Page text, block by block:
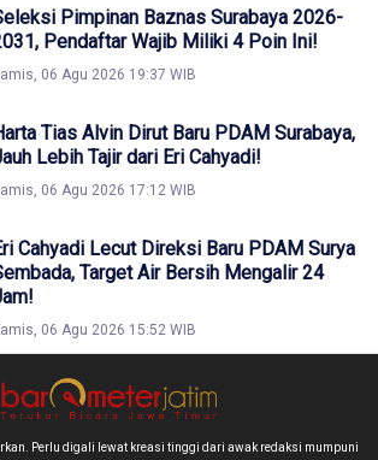
Pimpinan Baznas Surabaya 2026-
Pendaftar Wajib Miliki 4 Poin Ini!
06 Agu 2026 19:37 WIB
Tias Alvin Dirut Baru PDAM Surabaya,
Lebih Tajir dari Eri Cahyadi!
06 Agu 2026 17:12 WIB
Cahyadi Lecut Direksi Baru PDAM Surya
Target Air Bersih Mengalir 24
06 Agu 2026 15:52 WIB
Perlu digali lewat kreasi tinggi dari awak redaksi mumpuni